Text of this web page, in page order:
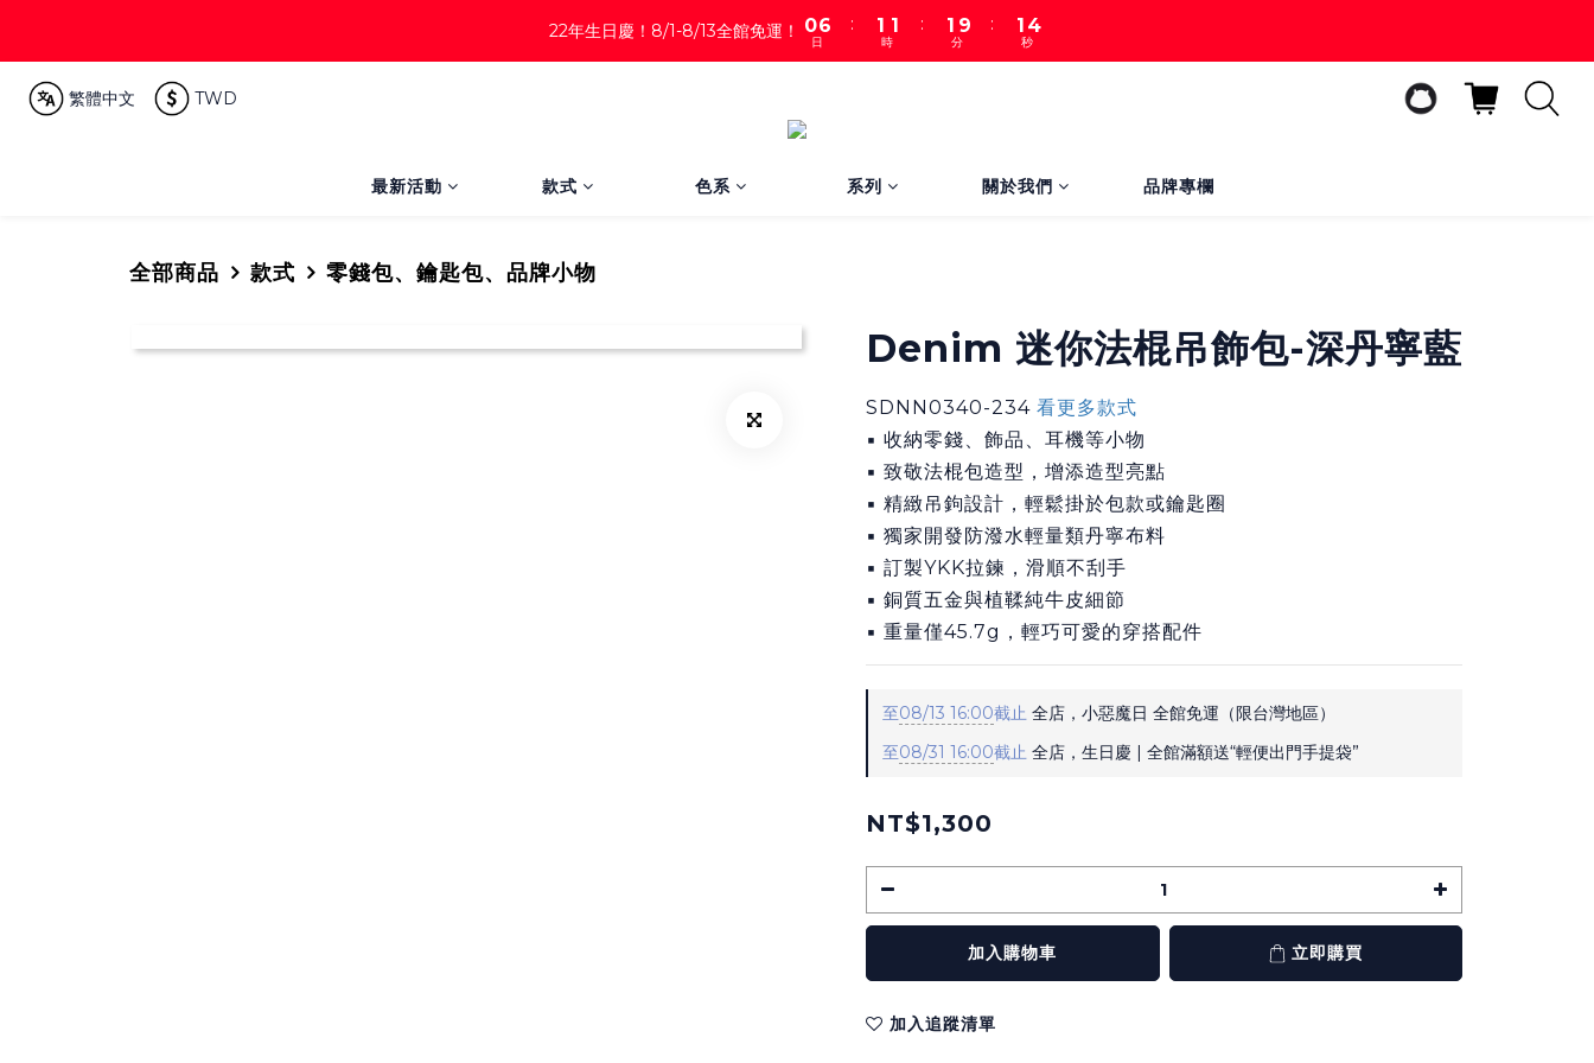
22年生日慶！8/1-8/13全館免運！
06
5
日
:
1
0
1
0
時
:
1
0
9
8
分
:
1
0
2
1
秒
繁體中文 TWD
最新活動 款式 色系 系列 關於我們 品牌專欄
全部商品 款式 零錢包、鑰匙包、品牌小物
Denim 迷你法棍吊飾包-深丹寧藍
SDNN0340-234 看更多款式
▪ 收納零錢、飾品、耳機等小物
▪ 致敬法棍包造型，增添造型亮點
▪ 精緻吊鉤設計，輕鬆掛於包款或鑰匙圈
▪ 獨家開發防潑水輕量類丹寧布料
▪ 訂製YKK拉鍊，滑順不刮手
▪ 銅質五金與植鞣純牛皮細節
▪ 重量僅45.7g，輕巧可愛的穿搭配件
至08/13 16:00截止 全店，小惡魔日 全館免運（限台灣地區）
至08/31 16:00截止 全店，生日慶 | 全館滿額送“輕便出門手提袋”
NT$1,300
加入購物車 立即購買
加入追蹤清單